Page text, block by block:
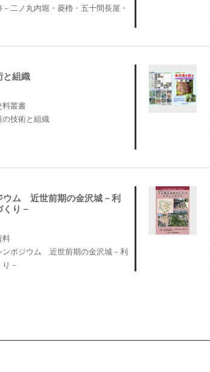
二ノ丸内堀・菱櫓・五十間長屋・
と組織
料叢書
技術と組織
ウム 近世前期の金沢城－利
り－
料
ンポジウム 近世前期の金沢城－利
－